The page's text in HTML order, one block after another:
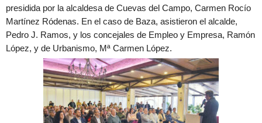
presidida por la alcaldesa de Cuevas del Campo, Carmen Rocío
Martínez Ródenas. En el caso de Baza, asistieron el alcalde,
Pedro J. Ramos, y los concejales de Empleo y Empresa, Ramón
López, y de Urbanismo, Mª Carmen López.